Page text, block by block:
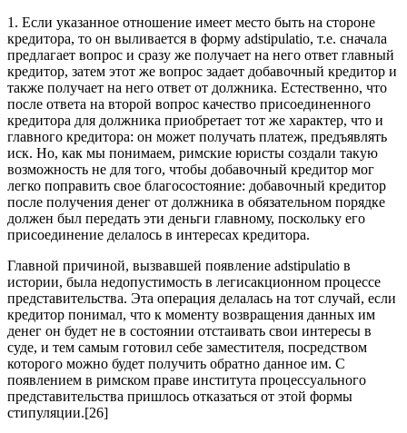
1. Если указанное отношение имеет место быть на стороне
кредитора, то он выливается в форму adstipulatio, т.е. сначала
предлагает вопрос и сразу же получает на него ответ главный
кредитор, затем этот же вопрос задает добавочный кредитор и
также получает на него ответ от должника. Естественно, что
после ответа на второй вопрос качество присоединенного
кредитора для должника приобретает тот же характер, что и
главного кредитора: он может получать платеж, предъявлять
иск. Но, как мы понимаем, римские юристы создали такую
возможность не для того, чтобы добавочный кредитор мог
легко поправить свое благосостояние: добавочный кредитор
после получения денег от должника в обязательном порядке
должен был передать эти деньги главному, поскольку его
присоединение делалось в интересах кредитора.
Главной причиной, вызвавшей появление adstipulatio в
истории, была недопустимость в легисакционном процессе
представительства. Эта операция делалась на тот случай, если
кредитор понимал, что к моменту возвращения данных им
денег он будет не в состоянии отстаивать свои интересы в
суде, и тем самым готовил себе заместителя, посредством
которого можно будет получить обратно данное им. С
появлением в римском праве института процессуального
представительства пришлось отказаться от этой формы
стипуляции.[26]